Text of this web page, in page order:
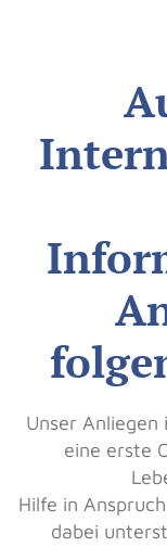
Unser
eine erste
Hilfe in
dabei